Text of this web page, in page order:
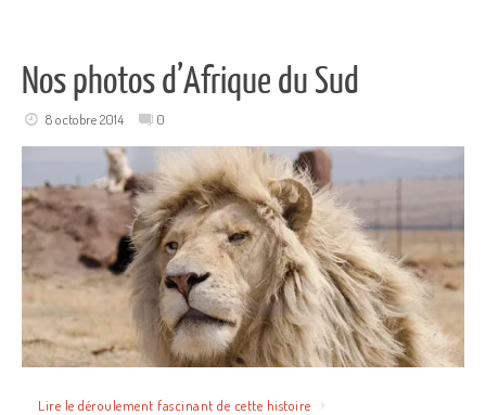
Nos photos d’Afrique du Sud
8 octobre 2014 0
Lire le déroulement fascinant de cette histoire